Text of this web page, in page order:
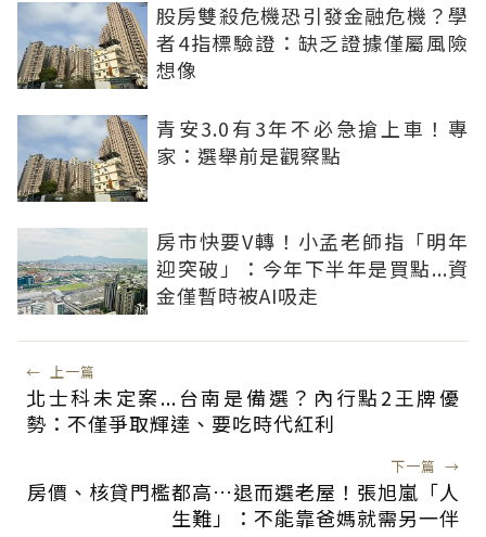
股房雙殺危機恐引發金融危機？學
者4指標驗證：缺乏證據僅屬風險
想像
青安3.0有3年不必急搶上車！專
家：選舉前是觀察點
房市快要V轉！小孟老師指「明年
迎突破」：今年下半年是買點...資
金僅暫時被AI吸走
← 上一篇
北士科未定案...台南是備選？內行點2王牌優
勢：不僅爭取輝達、要吃時代紅利
下一篇 →
房價、核貸門檻都高…退而選老屋！張旭嵐「人
生難」：不能靠爸媽就需另一伴